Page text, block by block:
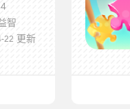
智
22 更新